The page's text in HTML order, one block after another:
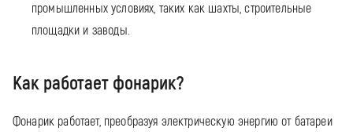
промышленных условиях, таких как шахты, строительные
площадки и заводы.
Как работает фонарик?
Фонарик работает, преобразуя электрическую энергию от батареи